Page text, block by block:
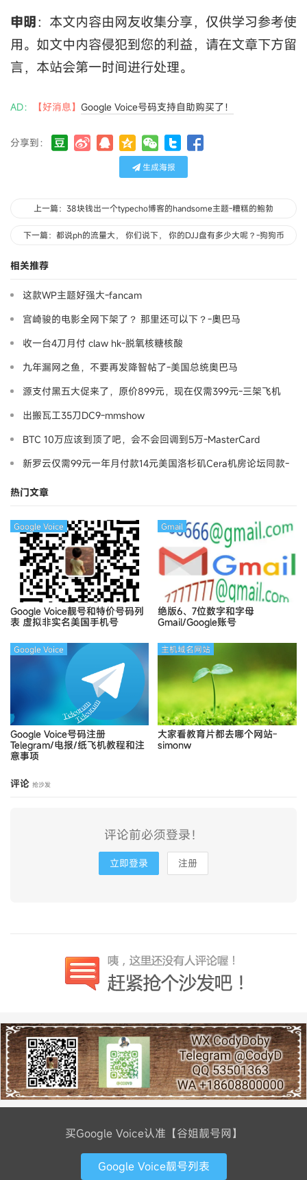
申明 ：本文内容由网友收集分享，仅供学习参考使
用。如文中内容侵犯到您的利益，请在文章下方留
言，本站会第一时间进行处理。
AD： 【好消息】 Google Voice号码支持自助购买了！
分享到：
生成海报
上一篇：38块钱出一个typecho博客的handsome主题-糟糕的鲍勃
下一篇：都说ph的流量大， 你们说下， 你的DJJ盘有多少大呢？-狗狗币
相关推荐
这款WP主题好强大-fancam
宫崎骏的电影全网下架了？ 那里还可以下？-奧巴马
收一台4刀月付 claw hk-脱氧核糖核酸
九年漏网之鱼，不要再发降智帖了-美国总统奥巴马
源支付黑五大促来了，原价899元，现在仅需399元-三架飞机
出搬瓦工35刀DC9-mmshow
BTC 10万应该到顶了吧，会不会回调到5万-MasterCard
新罗云仅需99元一年月付款14元美国洛杉矶Cera机房论坛同款-
热门文章
Google Voice靓号和特价号码列
表 虚拟非实名美国手机号
Google Voice
绝版6、7位数字和字母
Gmail/Google账号
Gmail
Google Voice号码注册
Telegram/电报/纸飞机教程和注
意事项
Google Voice
大家看教育片都去哪个网站-
simonw
主机域名网站
评论 抢沙发
评论前必须登录！
立即登录 注册
买Google Voice认准【谷姐靓号网】
Google Voice靓号列表